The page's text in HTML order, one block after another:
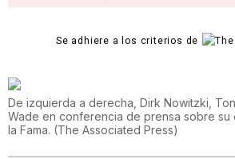
Se adhiere a los criterios de
De izquierda a derecha, Dirk Nowitzki,
Wade en conferencia de prensa sobre su
la Fama. (The Associated Press)